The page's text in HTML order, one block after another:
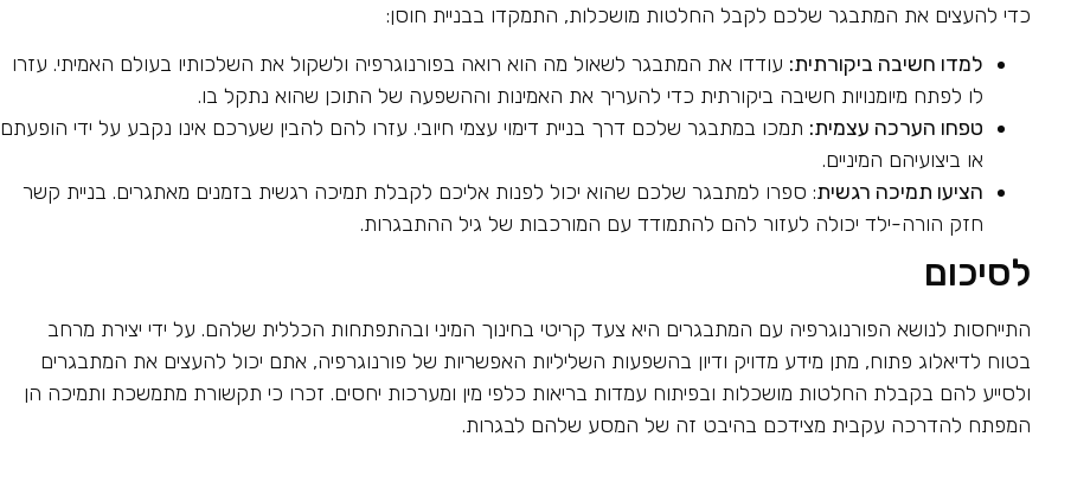
כדי להעצים את המתבגר שלכם לקבל החלטות מושכלות, התמקדו בבניית חוסן:
למדו חשיבה ביקורתית: עודדו את המתבגר לשאול מה הוא רואה בפורנוגרפיה ולשקול את השלכותיו בעולם האמיתי. עזרו
לו לפתח מיומנויות חשיבה ביקורתית כדי להעריך את האמינות וההשפעה של התוכן שהוא נתקל בו.
טפחו הערכה עצמית: תמכו במתבגר שלכם דרך בניית דימוי עצמי חיובי. עזרו להם להבין שערכם אינו נקבע על ידי הופעתם
או ביצועיהם המיניים.
הציעו תמיכה רגשית: ספרו למתבגר שלכם שהוא יכול לפנות אליכם לקבלת תמיכה רגשית בזמנים מאתגרים. בניית קשר
חזק הורה-ילד יכולה לעזור להם להתמודד עם המורכבות של גיל ההתבגרות.
לסיכום
התייחסות לנושא הפורנוגרפיה עם המתבגרים היא צעד קריטי בחינוך המיני ובהתפתחות הכללית שלהם. על ידי יצירת מרחב
בטוח לדיאלוג פתוח, מתן מידע מדויק ודיון בהשפעות השליליות האפשריות של פורנוגרפיה, אתם יכול להעצים את המתבגרים
ולסייע להם בקבלת החלטות מושכלות ובפיתוח עמדות בריאות כלפי מין ומערכות יחסים. זכרו כי תקשורת מתמשכת ותמיכה הן
המפתח להדרכה עקבית מצידכם בהיבט זה של המסע שלהם לבגרות.